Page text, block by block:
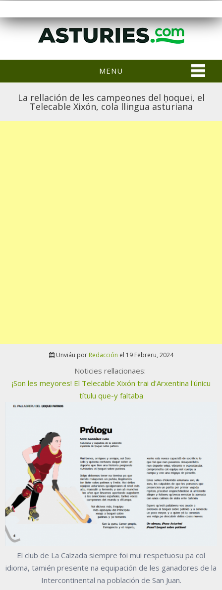
MENU
La rellación de les campeones del ḥoquei, el
Telecable Xixón, cola llingua asturiana
Unviáu por Redacción el 19 Febreru, 2024
Noticies rellacionaes:
¡Son les meyores! El Telecable Xixón trai d'Arxentina l'únicu
títulu que-y faltaba
El club de La Calzada siempre foi mui respetuosu pa col
idioma, tamién presente na equipación de les ganadores de la
Intercontinental na población de San Juan.